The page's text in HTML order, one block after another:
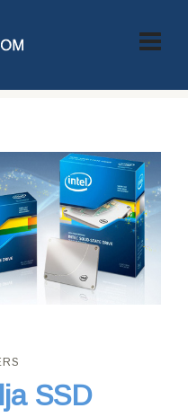
PREDSTAVLJA SSD 335
CIJENI KOJU TRAŽITE!
SSD